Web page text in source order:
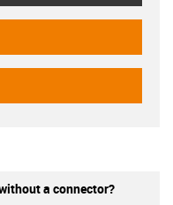
a connector?